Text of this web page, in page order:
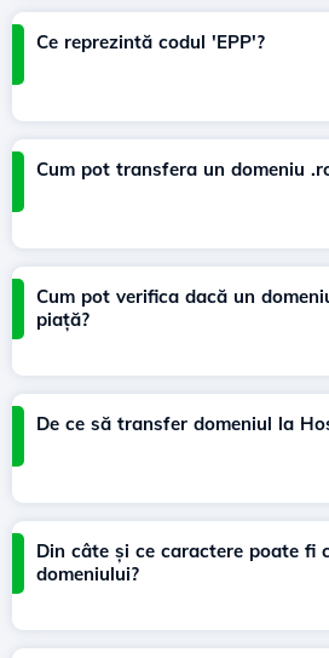
Ce reprezintă codul 'EPP'?
Cum pot transfera un domeniu
Cum pot verifica dacă un
piață?
De ce să transfer domeniul la
Din câte și ce caractere poate fi
domeniului?